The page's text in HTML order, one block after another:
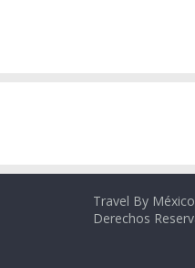
Travel By
Derechos